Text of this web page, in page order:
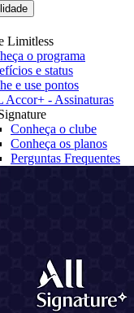
Limitless
o programa
e status
e use pontos
Accor+ - Assinaturas
Conheça o clube
Conheça os planos
Perguntas Frequentes